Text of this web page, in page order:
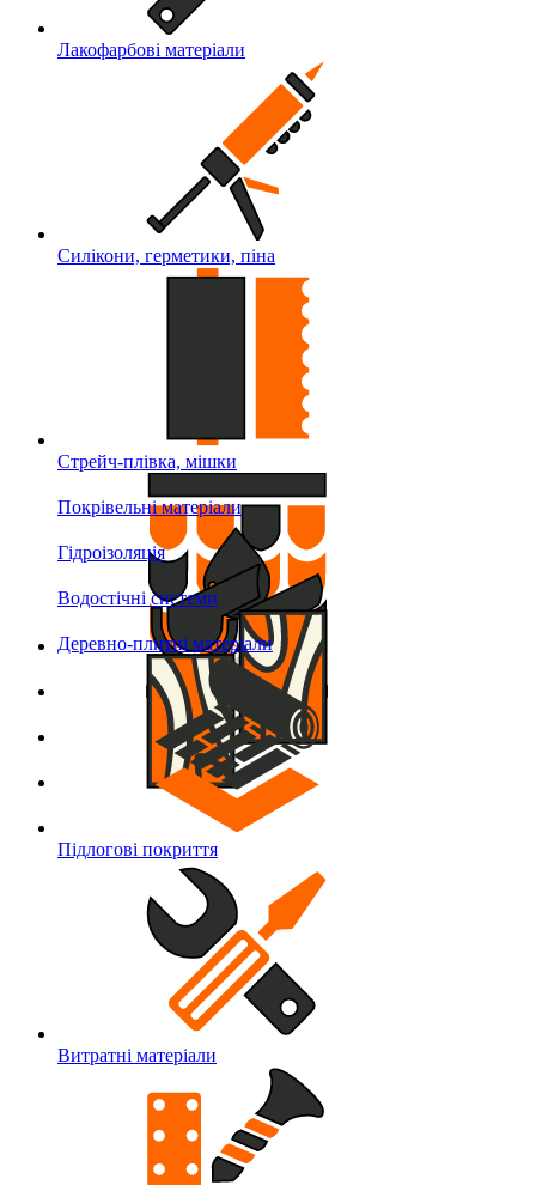
Лакофарбові матеріали
Силікони, герметики, піна
Стрейч-плівка, мішки
Покрівельні матеріали
Гідроізоляція
Водостічні системи
Деревно-плитні матеріали
Підлогові покриття
Витратні матеріали